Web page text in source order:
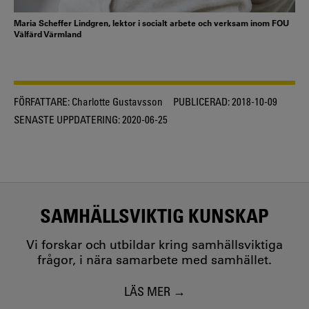
Maria Scheffer Lindgren, lektor i socialt arbete och verksam inom FOU
Välfärd Värmland
FÖRFATTARE: Charlotte Gustavsson PUBLICERAD:2018-10-09
SENASTE UPPDATERING:2020-06-25
SAMHÄLLSVIKTIG KUNSKAP
Vi forskar och utbildar kring samhällsviktiga
frågor, i nära samarbete med samhället.
LÄS MER